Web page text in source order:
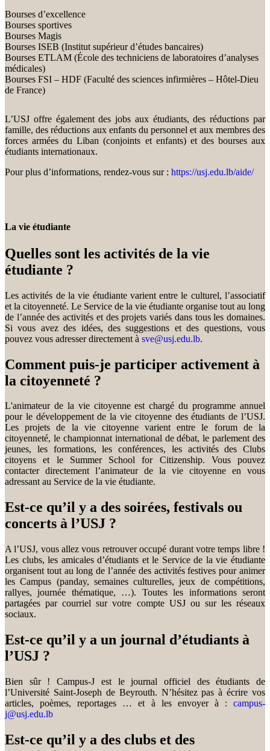
Bourses d’excellence
Bourses sportives
Bourses Magis
Bourses ISEB (Institut supérieur d’études bancaires)
Bourses ETLAM (École des techniciens de laboratoires d’analyses
médicales)
Bourses FSI – HDF (Faculté des sciences infirmières – Hôtel-Dieu
de France)
L’USJ offre également des jobs aux étudiants, des réductions par
famille, des réductions aux enfants du personnel et aux membres des
forces armées du Liban (conjoints et enfants) et des bourses aux
étudiants internationaux.
Pour plus d’informations, rendez-vous sur : https://usj.edu.lb/aide/
La vie étudiante
Quelles sont les activités de la vie
étudiante ?
Les activités de la vie étudiante varient entre le culturel, l’associatif
et la citoyenneté. Le Service de la vie étudiante organise tout au long
de l’année des activités et des projets variés dans tous les domaines.
Si vous avez des idées, des suggestions et des questions, vous
pouvez vous adresser directement à sve@usj.edu.lb.
Comment puis-je participer activement à
la citoyenneté ?
L'animateur de la vie citoyenne est chargé du programme annuel
pour le développement de la vie citoyenne des étudiants de l’USJ.
Les projets de la vie citoyenne varient entre le forum de la
citoyenneté, le championnat international de débat, le parlement des
jeunes, les formations, les conférences, les activités des Clubs
citoyens et le Summer School for Citizenship. Vous pouvez
contacter directement l’animateur de la vie citoyenne en vous
adressant au Service de la vie étudiante.
Est-ce qu’il y a des soirées, festivals ou
concerts à l’USJ ?
A l’USJ, vous allez vous retrouver occupé durant votre temps libre !
Les clubs, les amicales d’étudiants et le Service de la vie étudiante
organisent tout au long de l’année des activités festives pour animer
les Campus (panday, semaines culturelles, jeux de compétitions,
rallyes, journée thématique, …). Toutes les informations seront
partagées par courriel sur votre compte USJ ou sur les réseaux
sociaux.
Est-ce qu’il y a un journal d’étudiants à
l’USJ ?
Bien sûr ! Campus-J est le journal officiel des étudiants de
l’Université Saint-Joseph de Beyrouth. N’hésitez pas à écrire vos
articles, poèmes, reportages … et à les envoyer à : campus-
j@usj.edu.lb
Est-ce qu’il y a des clubs et des